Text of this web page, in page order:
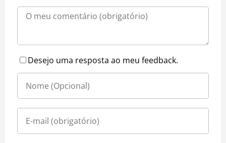
Desejo uma resposta ao meu feedback.